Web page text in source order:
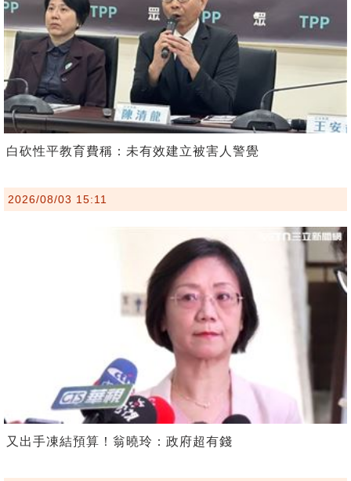
白砍性平教育費稱：未有效建立被害人警覺
2026/08/03 15:11
又出手凍結預算！翁曉玲：政府超有錢